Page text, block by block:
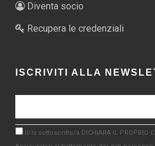
Diventa socio
Recupera le credenziali
ISCRIVITI ALLA
Il/la sottoscritto/a DICHIARA IL PROPRIO